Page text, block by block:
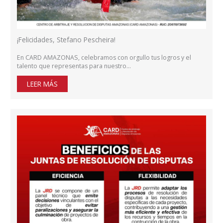
¡Felicidades, Stefano Pescheira!
En CARD AMAZONAS, celebramos con orgullo tus logros y el
talento que representas para nuestro…
LEER MÁS